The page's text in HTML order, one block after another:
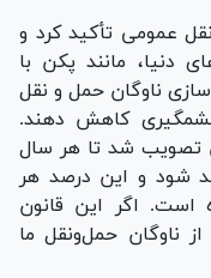
عمومی تأکید کرد و
مانند پکن با
ناوگان حمل و نقل
چشمگیری کاهش دهند.
تصویب شد تا هر سال
شود و این درصد هر
است. اگر این قانون
ناوگان حمل‌ونقل ما